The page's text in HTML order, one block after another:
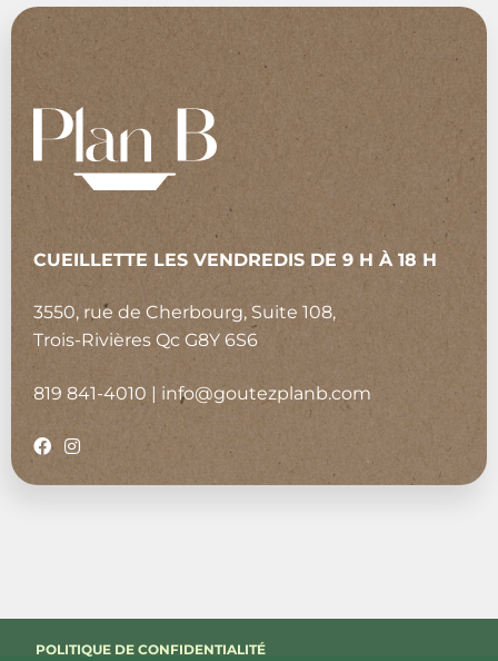
CUEILLETTE LES VENDREDIS DE 9 H À 18 H
3550, rue de Cherbourg, Suite 108,
Trois-Rivières Qc G8Y 6S6
819 841-4010 | info@goutezplanb.com
POLITIQUE DE CONFIDENTIALITÉ